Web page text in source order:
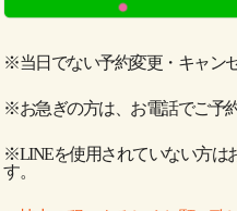
※当日でない予約変更・キャン
※お急ぎの方は、お電話でご予
※LINEを使用されていない方は
す。